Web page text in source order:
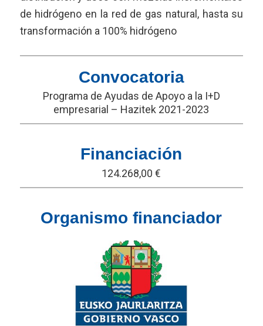
de hidrógeno en la red de gas natural, hasta su
transformación a 100% hidrógeno
Convocatoria
Programa de Ayudas de Apoyo a la I+D
empresarial – Hazitek 2021-2023
Financiación
124.268,00 €
Organismo financiador